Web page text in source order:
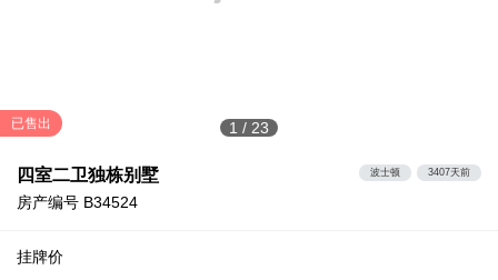
1 / 23
已售出
四室二卫独栋别墅
房产编号 B34524
波士顿 3407天前
挂牌价